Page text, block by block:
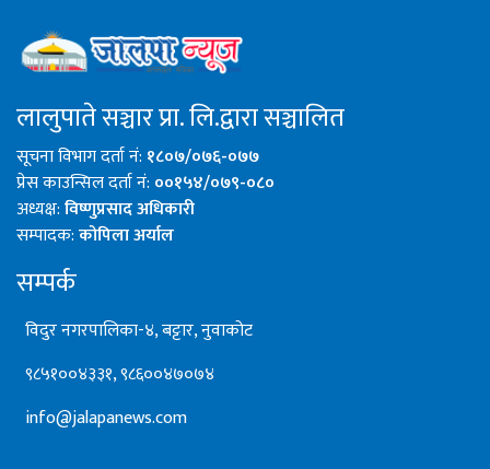
लालुपाते सञ्चार प्रा. लि.द्वारा सञ्चालित
सूचना विभाग दर्ता नं: १८०७/०७६-०७७
प्रेस काउन्सिल दर्ता नं: ००१५४/०७९-०८०
अध्यक्ष:विष्णुप्रसाद अधिकारी
सम्पादक:कोपिला अर्याल
सम्पर्क
विदुर नगरपालिका-४, बट्टार, नुवाकोट
९८५१००४३३१, ९८६००४७०७४
info@jalapanews.com